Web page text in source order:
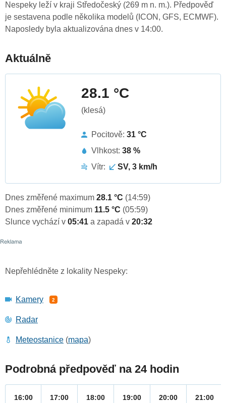
Nespeky leží v kraji Středočeský (269 m n. m.). Předpověď
je sestavena podle několika modelů (ICON, GFS, ECMWF).
Naposledy byla aktualizována dnes v 14:00.
Aktuálně
28.1 °C
(klesá)
Pocitově: 31 °C
Vlhkost: 38 %
Vítr:
SV, 3 km/h
Dnes změřené maximum 28.1 °C (14:59)
Dnes změřené minimum 11.5 °C (05:59)
Slunce vychází v 05:41 a zapadá v 20:32
Nepřehlédněte z lokality Nespeky:
Kamery 2
Radar
Meteostanice (mapa)
Podrobná předpověď na 24 hodin
16:00 17:00 18:00 19:00 20:00 21:00